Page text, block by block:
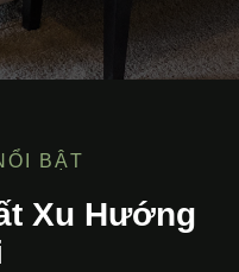
BẬT
Xu Hướng